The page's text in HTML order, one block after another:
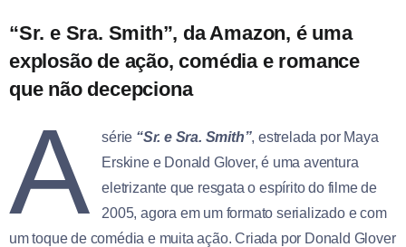
“Sr. e Sra. Smith”, da Amazon, é uma
explosão de ação, comédia e romance
que não decepciona
A série “Sr. e Sra. Smith”, estrelada por Maya
Erskine e Donald Glover, é uma aventura
eletrizante que resgata o espírito do filme de
2005, agora em um formato serializado e com
um toque de comédia e muita ação. Criada por Donald Glover